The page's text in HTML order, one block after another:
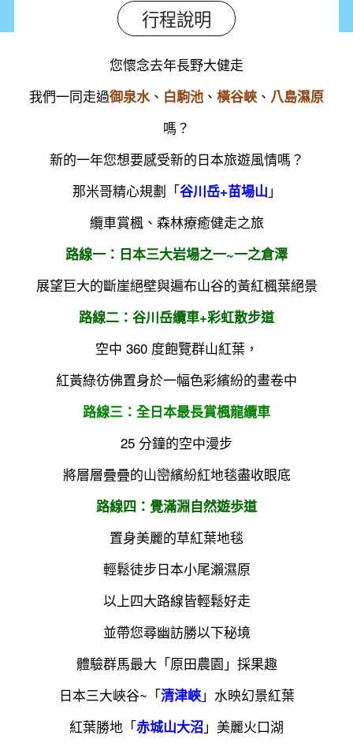
行程說明
您懷念去年長野大健走
我們一同走過御泉水、 白駒池 、 橫谷峽 、 八島濕原
嗎？
新的一年您想要感受新的日本旅遊風情嗎？
那米哥精心規劃「谷川岳+苗場山 」
纜車賞楓、森林療癒健走之旅
路線一：日本三大岩場之一~一之倉澤
展望巨大的斷崖絕壁與遍布山谷的黃紅楓葉絕景
路線二：谷川岳纜車+彩虹散步道
空中 360 度飽覽群山紅葉，
紅黃綠彷佛置身於一幅色彩繽紛的畫卷中
路線三：全日本最長賞楓龍纜車
25 分鐘的空中漫步
將層層疊疊的山巒繽紛紅地毯盡收眼底
路線四：覺滿淵自然遊歩道
置身美麗的草紅葉地毯
輕鬆徒步日本小尾瀨濕原
以上四大路線皆輕鬆好走
並帶您尋幽訪勝以下秘境
體驗群馬最大「原田農園」採果趣
日本三大峽谷~「清津峽」水映幻景紅葉
紅葉勝地「赤城山大沼」美麗火口湖